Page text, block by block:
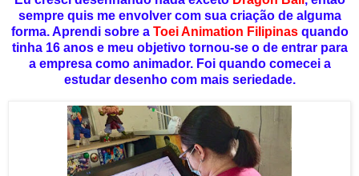
sempre quis me envolver com sua criação de alguma
forma. Aprendi sobre a Toei Animation Filipinasquando
tinha 16 anos e meu objetivo tornou-se o de entrar para
a empresa como animador. Foi quando comecei a
estudar desenho com mais seriedade.